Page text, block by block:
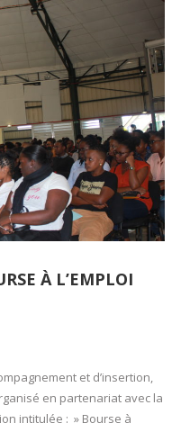
À L’EMPLOI
et d’insertion,
en partenariat avec la
intitulée : » Bourse à